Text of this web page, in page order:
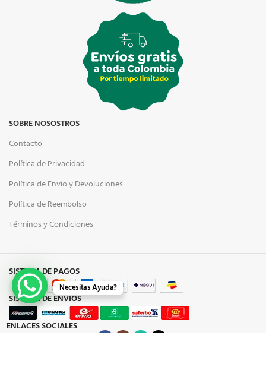
SOBRE NOSOSTROS
Contacto
Política de Privacidad
Política de Envío y Devoluciones
Política de Reembolso
Términos y Condiciones
SISTEMA DE PAGOS
SISTEMA DE ENVÍOS
ENLACES SOCIALES
Necesitas Ayuda?